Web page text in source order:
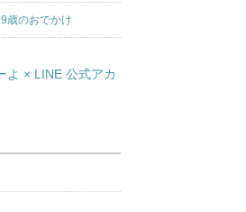
9歳のおでかけ